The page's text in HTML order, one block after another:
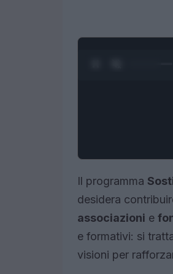
Il programma
desidera
associazioni e
e formativi: si
visioni per